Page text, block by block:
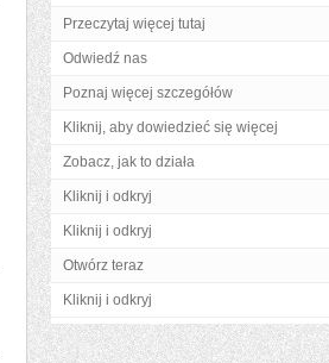
Przeczytaj więcej tutaj
Odwiedź nas
Poznaj więcej szczegółów
Kliknij, aby dowiedzieć się więcej
Zobacz, jak to działa
Kliknij i odkryj
Kliknij i odkryj
Otwórz teraz
Kliknij i odkryj